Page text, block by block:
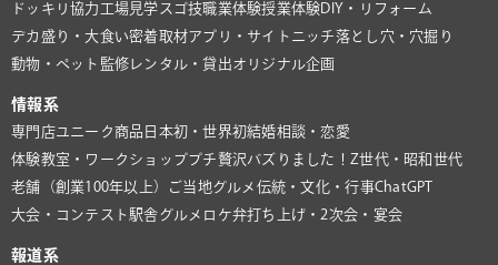
ドッキリ協力 工場見学 スゴ技職業体験授業体験 DIY・リフォーム
デカ盛り・大食い密着取材アプリ・サイト ニッチ落とし穴・穴掘り
動物・ペット 監修 レンタル・貸出オリジナル企画
情報系
専門店ユニーク商品 日本初・世界初結婚相談・恋愛
体験教室・ワークショッププチ贅沢バズりました！ Z世代・昭和世代
老舗（創業100年以上）
ご当地グルメ 伝統・文化・行事ChatGPT
大会・コンテスト 駅舎グルメ ロケ弁打ち上げ・2次会・宴会
報道系